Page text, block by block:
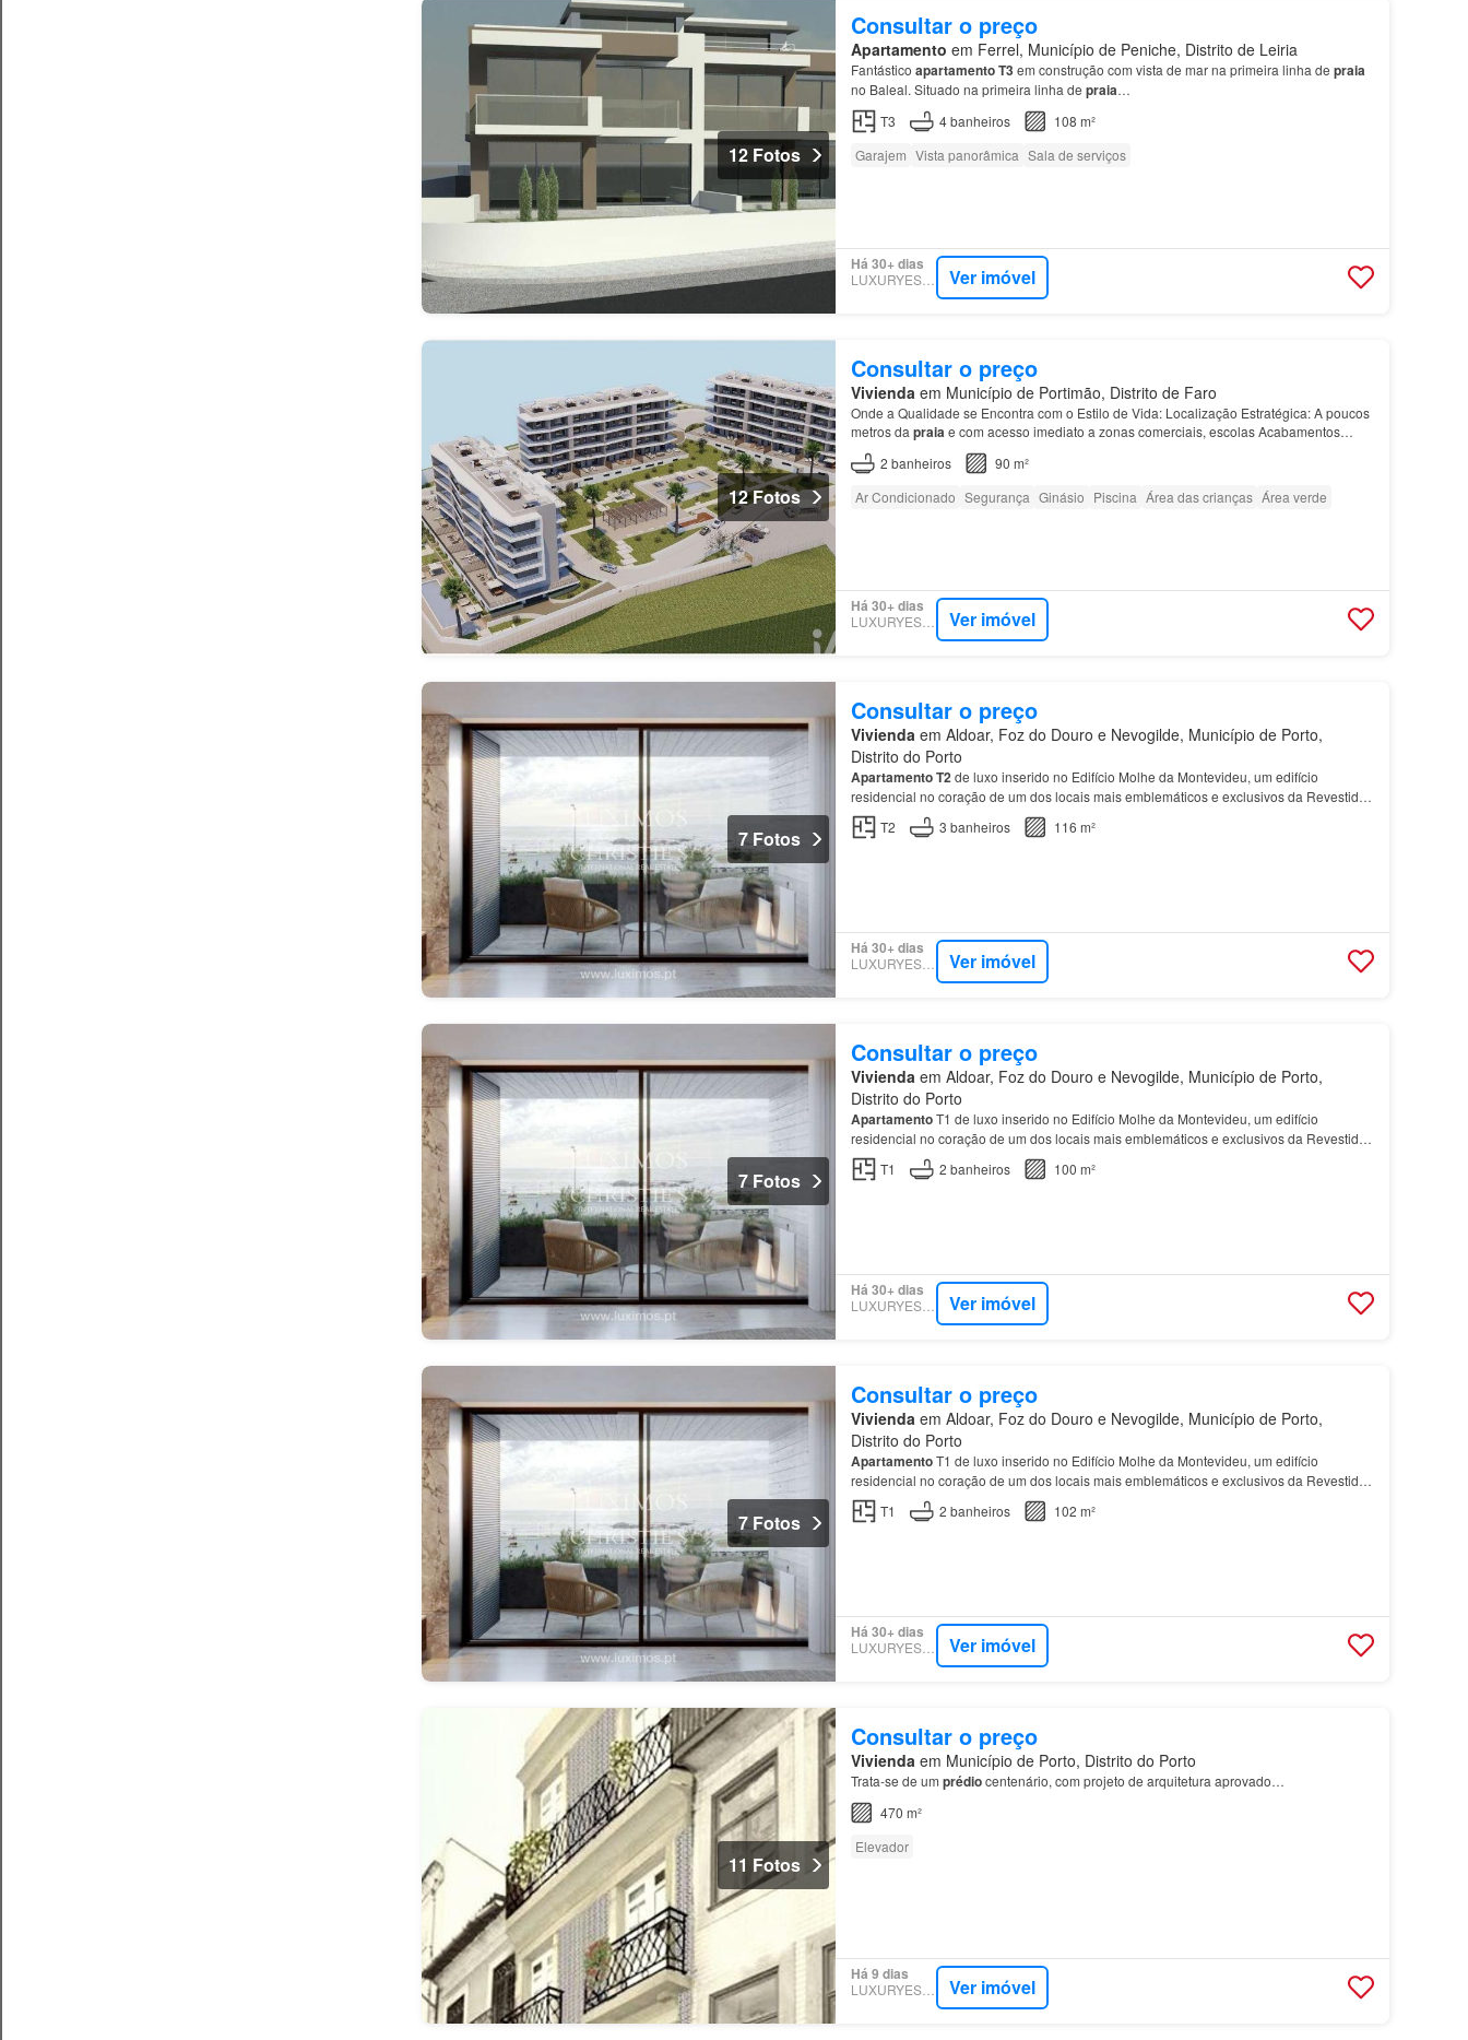
12 Fotos
Consultar o preço
Apartamento em Ferrel, Município de Peniche, Distrito de Leiria
Fantástico apartamentoT3em construção com vista de mar na primeira linha de praia
no Baleal. Situado na primeira linha de praia…
T3
4banheiros
108 m²
Garajem Vista panorâmica Sala de serviços
Há 30+ dias
LUXURYESTATE Ver imóvel
12 Fotos
Consultar o preço
Vivienda em Município de Portimão, Distrito de Faro
Onde a Qualidade se Encontra com o Estilo de Vida: Localização Estratégica: A poucos
metros da praiae com acesso imediato a zonas comerciais, escolas Acabamentos
Premium:
Apartamentos
2 banheiros
90 m²
Ar Condicionado Segurança Ginásio Piscina Área das crianças Área verde
Há 30+ dias
LUXURYESTATE Ver imóvel
7 Fotos
Consultar o preço
Vivienda em Aldoar, Foz do Douro e Nevogilde, Município de Porto,
Distrito do Porto
ApartamentoT2de luxo inserido no Edifício Molhe da Montevideu, um edifício
residencial no coração de um dos locais mais emblemáticos e exclusivos da Revestido
em mármore travertino e emoldurado por amplos envidraçados que o…
T2 3 banheiros 116 m²
Há 30+ dias
LUXURYESTATE Ver imóvel
7 Fotos
Consultar o preço
Vivienda em Aldoar, Foz do Douro e Nevogilde, Município de Porto,
Distrito do Porto
ApartamentoT1 de luxo inserido no Edifício Molhe da Montevideu, um edifício
residencial no coração de um dos locais mais emblemáticos e exclusivos da Revestido
em mármore travertino e emoldurado por amplos envidraçados que o…
T1 2 banheiros 100 m²
Há 30+ dias
LUXURYESTATE Ver imóvel
7 Fotos
Consultar o preço
Vivienda em Aldoar, Foz do Douro e Nevogilde, Município de Porto,
Distrito do Porto
ApartamentoT1 de luxo inserido no Edifício Molhe da Montevideu, um edifício
residencial no coração de um dos locais mais emblemáticos e exclusivos da Revestido
em mármore travertino e emoldurado por amplos envidraçados que o…
T1 2 banheiros 102 m²
Há 30+ dias
LUXURYESTATE Ver imóvel
11 Fotos
Consultar o preço
Vivienda em Município de Porto, Distrito do Porto
Trata-se de um prédiocentenário, com projeto de arquitetura aprovado…
470 m²
Elevador
Há 9 dias
LUXURYESTATE Ver imóvel